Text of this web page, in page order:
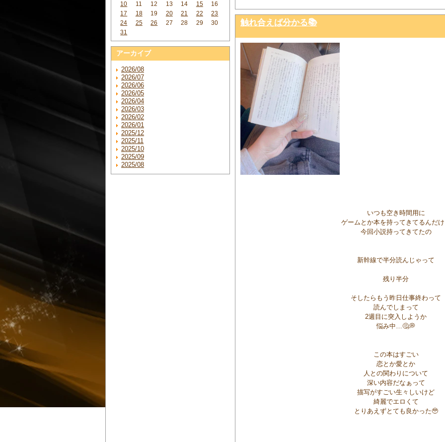
10
11 12 13 14 15
16
17
18 19 20 21 22
23
24
25 26 27 28 29
30
31
アーカイブ
2026/08
2026/07
2026/06
2026/05
2026/04
2026/03
2026/02
2026/01
2025/12
2025/11
2025/10
2025/09
2025/08
触れ合えば分かる📚
いつも空き時間用に
ゲームとか本を持ってきてるんだ
今回小説持ってきてたの
新幹線で半分読んじゃって
残り半分
そしたらもう昨日仕事終わって
読んでしまって
2週目に突入しようか
悩み中…🤔💭
この本はすごい
恋とか愛とか
人との関わりについて
深い内容だなぁって
描写がすごい生々しいけど
綺麗でエロくて
とりあえずとても良かった🥹